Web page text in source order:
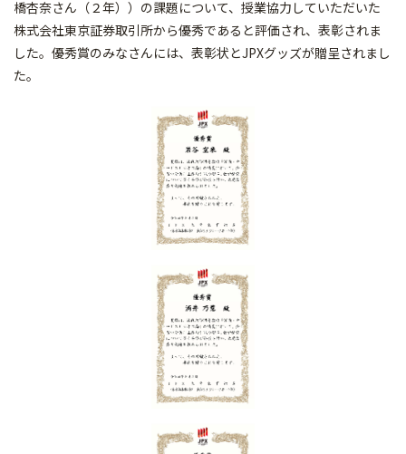
橋杏奈さん（２年））の課題について、授業協力していただいた
株式会社東京証券取引所から優秀であると評価され、表彰されま
した。優秀賞のみなさんには、表彰状とJPXグッズが贈呈されまし
た。